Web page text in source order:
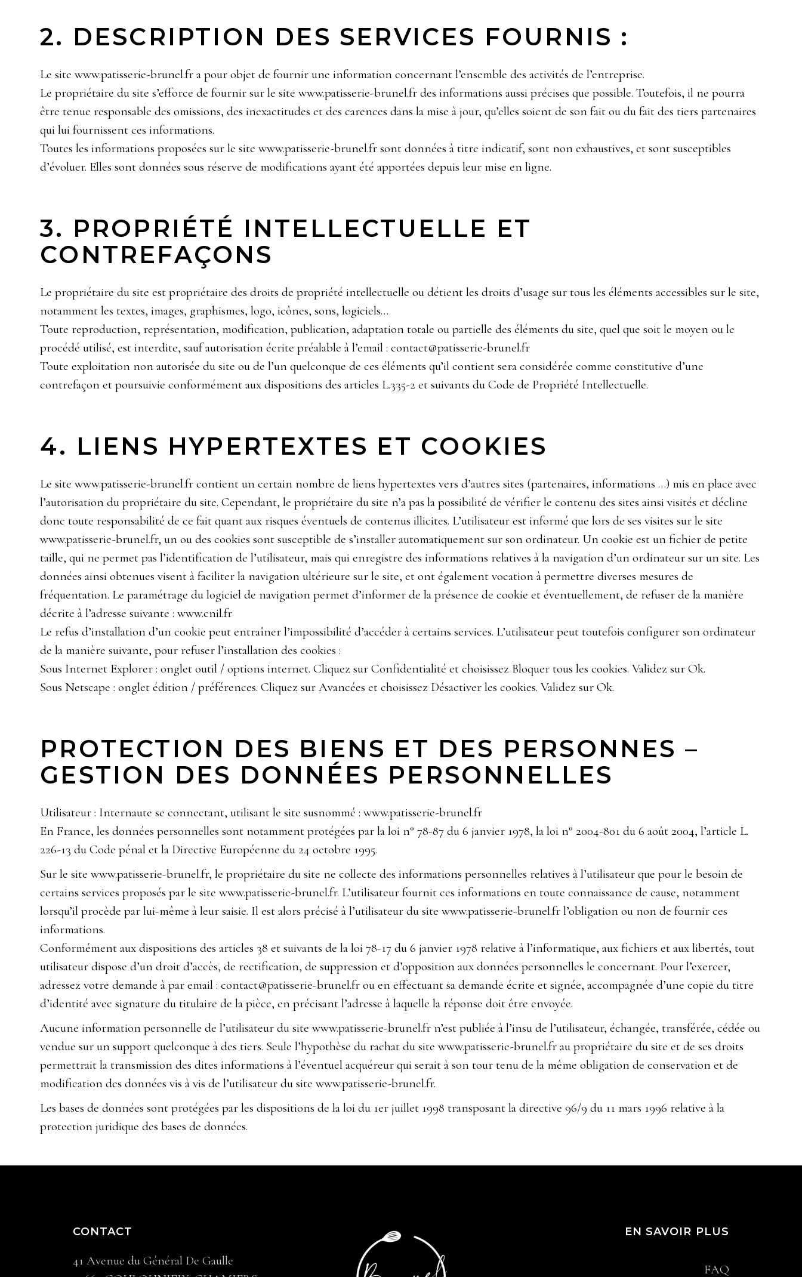
2. DESCRIPTION DES SERVICES FOURNIS :
Le site www.patisserie-brunel.fr a pour objet de fournir une information concernant l’ensemble des activités de l’entreprise.
Le propriétaire du site s’efforce de fournir sur le site www.patisserie-brunel.fr des informations aussi précises que possible. Toutefois, il ne pourra
être tenue responsable des omissions, des inexactitudes et des carences dans la mise à jour, qu’elles soient de son fait ou du fait des tiers partenaires
qui lui fournissent ces informations.
Toutes les informations proposées sur le site www.patisserie-brunel.fr sont données à titre indicatif, sont non exhaustives, et sont susceptibles
d’évoluer. Elles sont données sous réserve de modifications ayant été apportées depuis leur mise en ligne.
3. PROPRIÉTÉ INTELLECTUELLE ET
CONTREFAÇONS
Le propriétaire du site est propriétaire des droits de propriété intellectuelle ou détient les droits d’usage sur tous les éléments accessibles sur le site,
notamment les textes, images, graphismes, logo, icônes, sons, logiciels…
Toute reproduction, représentation, modification, publication, adaptation totale ou partielle des éléments du site, quel que soit le moyen ou le
procédé utilisé, est interdite, sauf autorisation écrite préalable à l’email : contact@patisserie-brunel.fr
Toute exploitation non autorisée du site ou de l’un quelconque de ces éléments qu’il contient sera considérée comme constitutive d’une
contrefaçon et poursuivie conformément aux dispositions des articles L.335-2 et suivants du Code de Propriété Intellectuelle.
4. LIENS HYPERTEXTES ET COOKIES
Le site www.patisserie-brunel.fr contient un certain nombre de liens hypertextes vers d’autres sites (partenaires, informations …) mis en place avec
l’autorisation du propriétaire du site. Cependant, le propriétaire du site n’a pas la possibilité de vérifier le contenu des sites ainsi visités et décline
donc toute responsabilité de ce fait quant aux risques éventuels de contenus illicites. L’utilisateur est informé que lors de ses visites sur le site
www.patisserie-brunel.fr, un ou des cookies sont susceptible de s’installer automatiquement sur son ordinateur. Un cookie est un fichier de petite
taille, qui ne permet pas l’identification de l’utilisateur, mais qui enregistre des informations relatives à la navigation d’un ordinateur sur un site. Les
données ainsi obtenues visent à faciliter la navigation ultérieure sur le site, et ont également vocation à permettre diverses mesures de
fréquentation. Le paramétrage du logiciel de navigation permet d’informer de la présence de cookie et éventuellement, de refuser de la manière
décrite à l’adresse suivante :www.cnil.fr
Le refus d’installation d’un cookie peut entraîner l’impossibilité d’accéder à certains services. L’utilisateur peut toutefois configurer son ordinateur
de la manière suivante, pour refuser l’installation des cookies :
Sous Internet Explorer : onglet outil / options internet. Cliquez sur Confidentialité et choisissez Bloquer tous les cookies. Validez sur Ok.
Sous Netscape : onglet édition / préférences. Cliquez sur Avancées et choisissez Désactiver les cookies. Validez sur Ok.
PROTECTION DES BIENS ET DES PERSONNES –
GESTION DES DONNÉES PERSONNELLES
Utilisateur : Internaute se connectant, utilisant le site susnommé : www.patisserie-brunel.fr
En France, les données personnelles sont notamment protégées par la loi n° 78-87 du 6 janvier 1978, la loi n° 2004-801 du 6 août 2004, l’article L.
226-13 du Code pénal et la Directive Européenne du 24 octobre 1995.
Sur le site www.patisserie-brunel.fr, le propriétaire du site ne collecte des informations personnelles relatives à l’utilisateur que pour le besoin de
certains services proposés par le site www.patisserie-brunel.fr. L’utilisateur fournit ces informations en toute connaissance de cause, notamment
lorsqu’il procède par lui-même à leur saisie. Il est alors précisé à l’utilisateur du site www.patisserie-brunel.fr l’obligation ou non de fournir ces
informations.
Conformément aux dispositions des articles 38 et suivants de la loi 78-17 du 6 janvier 1978 relative à l’informatique, aux fichiers et aux libertés, tout
utilisateur dispose d’un droit d’accès, de rectification, de suppression et d’opposition aux données personnelles le concernant. Pour l’exercer,
adressez votre demande à par email : contact@patisserie-brunel.fr ou en effectuant sa demande écrite et signée, accompagnée d’une copie du titre
d’identité avec signature du titulaire de la pièce, en précisant l’adresse à laquelle la réponse doit être envoyée.
Aucune information personnelle de l’utilisateur du site www.patisserie-brunel.fr n’est publiée à l’insu de l’utilisateur, échangée, transférée, cédée ou
vendue sur un support quelconque à des tiers. Seule l’hypothèse du rachat du site www.patisserie-brunel.fr au propriétaire du site et de ses droits
permettrait la transmission des dites informations à l’éventuel acquéreur qui serait à son tour tenu de la même obligation de conservation et de
modification des données vis à vis de l’utilisateur du site www.patisserie-brunel.fr.
Les bases de données sont protégées par les dispositions de la loi du 1er juillet 1998 transposant la directive 96/9 du 11 mars 1996 relative à la
protection juridique des bases de données.
CONTACT
41 Avenue du Général De Gaulle
EN SAVOIR PLUS
FAQ